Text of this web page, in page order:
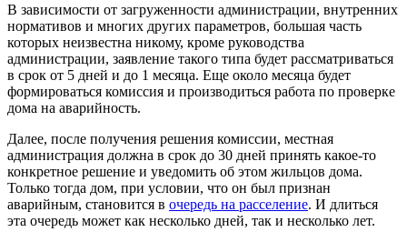
В зависимости от загруженности администрации, внутренних
нормативов и многих других параметров, большая часть
которых неизвестна никому, кроме руководства
администрации, заявление такого типа будет рассматриваться
в срок от 5 дней и до 1 месяца. Еще около месяца будет
формироваться комиссия и производиться работа по проверке
дома на аварийность.
Далее, после получения решения комиссии, местная
администрация должна в срок до 30 дней принять какое-то
конкретное решение и уведомить об этом жильцов дома.
Только тогда дом, при условии, что он был признан
аварийным, становится в очередь на расселение. И длиться
эта очередь может как несколько дней, так и несколько лет.